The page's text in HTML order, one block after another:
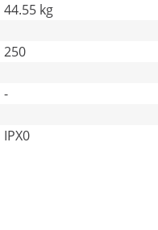
44.55 kg
250
-
IPX0